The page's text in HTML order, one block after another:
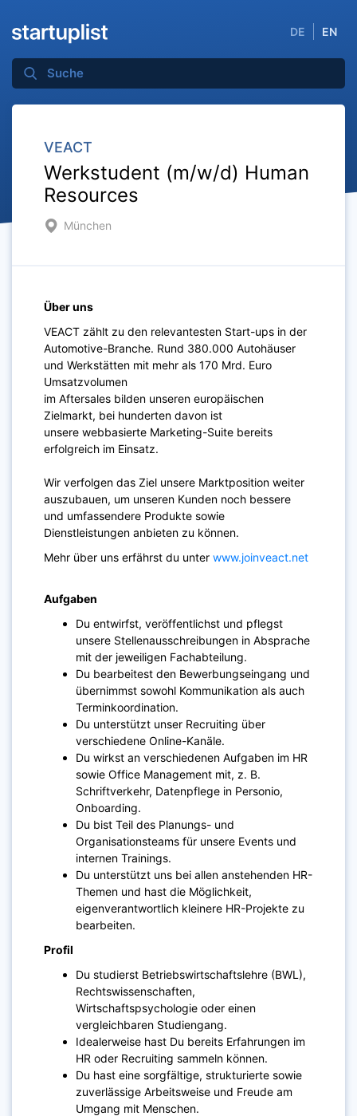
DE EN
VEACT
Werkstudent (m/w/d) Human
Resources
München
Über uns
VEACT zählt zu den relevantesten Start-ups in der
Automotive-Branche. Rund 380.000 Autohäuser
und Werkstätten mit mehr als 170 Mrd. Euro
Umsatzvolumen
im Aftersales bilden unseren europäischen
Zielmarkt, bei hunderten davon ist
unsere webbasierte Marketing-Suite bereits
erfolgreich im Einsatz.
Wir verfolgen das Ziel unsere Marktposition weiter
auszubauen, um unseren Kunden noch bessere
und umfassendere Produkte sowie
Dienstleistungen anbieten zu können.
Mehr über uns erfährst du unter ​ www.joinveact.net
Aufgaben
Du entwirfst, veröffentlichst und pflegst
unsere Stellenausschreibungen in Absprache
mit der jeweiligen Fachabteilung.
Du bearbeitest den Bewerbungseingang und
übernimmst sowohl Kommunikation als auch
Terminkoordination.
Du unterstützt unser Recruiting über
verschiedene Online-Kanäle.
Du wirkst an verschiedenen Aufgaben im HR
sowie Office Management mit, z. B.
Schriftverkehr, Datenpflege in Personio,
Onboarding.
Du bist Teil des Planungs- und
Organisationsteams für unsere Events und
internen Trainings.
Du unterstützt uns bei allen anstehenden HR-
Themen und hast die Möglichkeit,
eigenverantwortlich kleinere HR-Projekte zu
bearbeiten.
Profil
Du studierst Betriebswirtschaftslehre (BWL),
Rechtswissenschaften,
Wirtschaftspsychologie oder einen
vergleichbaren Studiengang.
Idealerweise hast Du bereits Erfahrungen im
HR oder Recruiting sammeln können.
Du hast eine sorgfältige, strukturierte sowie
zuverlässige Arbeitsweise und Freude am
Umgang mit Menschen.